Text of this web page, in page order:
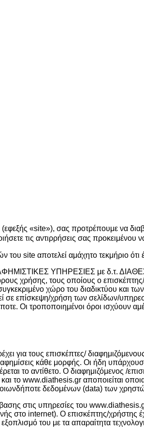
(εφεξής «site»), σας προτρέπουμε να
τις αντιρρήσεις σας προκειμένου
site αποτελεί αμάχητο τεκμήριο
ΥΠΗΡΕΣΙΕΣ με δ.τ. ΔΙΑΘΕΣΗ»
χρήσης, τους οποίους ο
χώρο του διαδικτύου και
σε επίσκεψη/χρήση των σελίδων/
Οι τροποποιημένοι όροι ισχύουν
για τους επισκέπτες/
κάθε μορφής. Οι ήδη
το αντίθετο. Ο διαφημιζόμενος /
το www.diathesis.gr αποποιείται
δεδομένων (data) των
στις υπηρεσίες του
στο internet). Ο επισκέπτης/χρήστης
του με τα απαραίτητα